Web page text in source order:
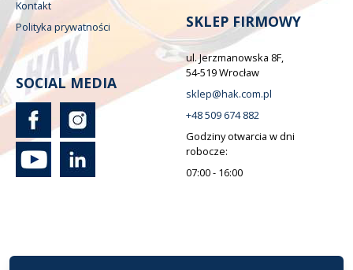
Kontakt
Polityka prywatności
SOCIAL MEDIA
SKLEP FIRMOWY
ul. Jerzmanowska 8F,
54-519 Wrocław
sklep@hak.com.pl
+48 509 674 882
Godziny otwarcia w dni
robocze:
07:00 - 16:00